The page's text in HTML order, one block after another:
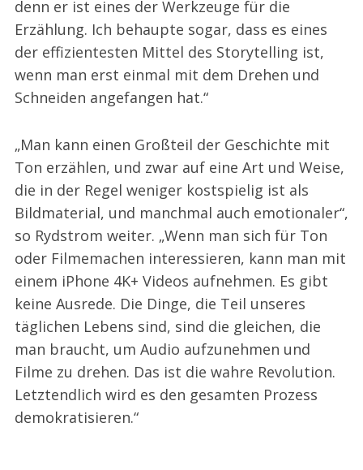
denn er ist eines der Werkzeuge für die
Erzählung. Ich behaupte sogar, dass es eines
der effizientesten Mittel des Storytelling ist,
wenn man erst einmal mit dem Drehen und
Schneiden angefangen hat.“
„Man kann einen Großteil der Geschichte mit
Ton erzählen, und zwar auf eine Art und Weise,
die in der Regel weniger kostspielig ist als
Bildmaterial, und manchmal auch emotionaler“,
so Rydstrom weiter. „Wenn man sich für Ton
oder Filmemachen interessieren, kann man mit
einem iPhone 4K+ Videos aufnehmen. Es gibt
keine Ausrede. Die Dinge, die Teil unseres
täglichen Lebens sind, sind die gleichen, die
man braucht, um Audio aufzunehmen und
Filme zu drehen. Das ist die wahre Revolution.
Letztendlich wird es den gesamten Prozess
demokratisieren.“